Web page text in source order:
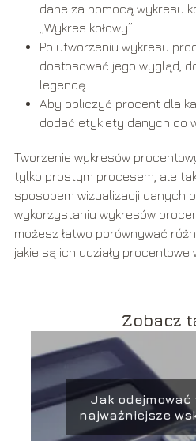
dane za pomocą wykresu
„Wykres kołowy”.
Po utworzeniu wykresu
dostosować jego wygląd,
legendę.
Aby obliczyć procent dla
dodać etykiety danych do
Tworzenie wykresów
tylko prostym procesem, ale
sposobem wizualizacji danych
wykorzystaniu wykresów
możesz łatwo porównywać
jakie są ich udziały procentowe
Zobacz
Jak odejmować
najważniejsze